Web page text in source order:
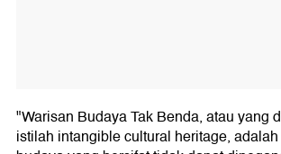
"Warisan Budaya Tak Benda, atau yang
istilah intangible cultural heritage,